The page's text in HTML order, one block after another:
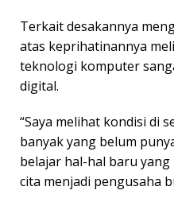
Terkait desakannya
atas keprihatinannya
teknologi komputer
digital.
“Saya melihat kondisi di
banyak yang belum
belajar hal-hal baru
cita menjadi pengusaha